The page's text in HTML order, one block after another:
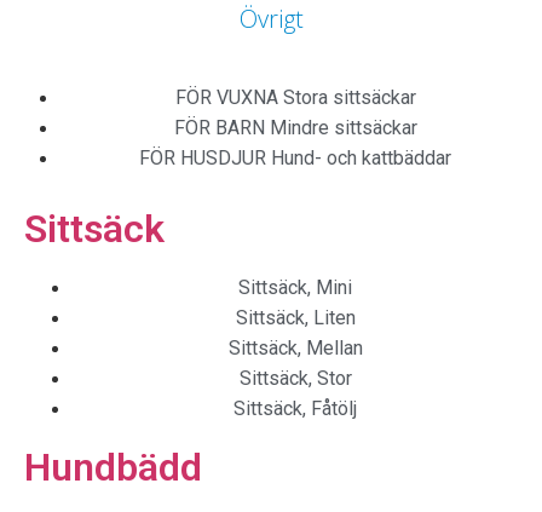
Övrigt
FÖR VUXNA Stora sittsäckar
FÖR BARN Mindre sittsäckar
FÖR HUSDJUR Hund- och kattbäddar
Sittsäck
Sittsäck, Mini
Sittsäck, Liten
Sittsäck, Mellan
Sittsäck, Stor
Sittsäck, Fåtölj
Hundbädd